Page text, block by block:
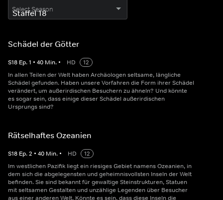
Select Season
Schädel der Götter
S18 Ep.1 • 40 Min. • HD
12
In allen Teilen der Welt haben Archäologen seltsame, längliche
Schädel gefunden. Haben unsere Vorfahren die Form ihrer Schädel
verändert, um außerirdischen Besuchern zu ähneln? Und könnte
es sogar sein, dass einige dieser Schädel außerirdischen
Ursprungs sind?
Rätselhaftes Ozeanien
S18 Ep.2 • 40 Min. • HD
12
Im westlichen Pazifik liegt ein riesiges Gebiet namens Ozeanien, in
dem sich die abgelegensten und geheimnisvollsten Inseln der Welt
befinden. Sie sind bekannt für gewaltige Steinstrukturen, Statuen
mit seltsamen Gestalten und unzählige Legenden über Besucher
aus einer anderen Welt. Könnte es sein, dass diese Inseln die